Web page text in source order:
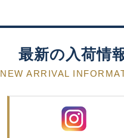
最新の入荷情
NEW ARRIVAL